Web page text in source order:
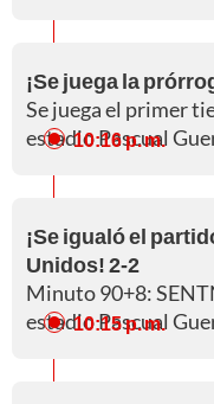
¡Se juega la
Se juega el primer
estadio Pascual
10:16 p. m.
¡Se igualó el
Unidos! 2-2
Minuto 90+8:
estadio Pascual
10:15 p. m.